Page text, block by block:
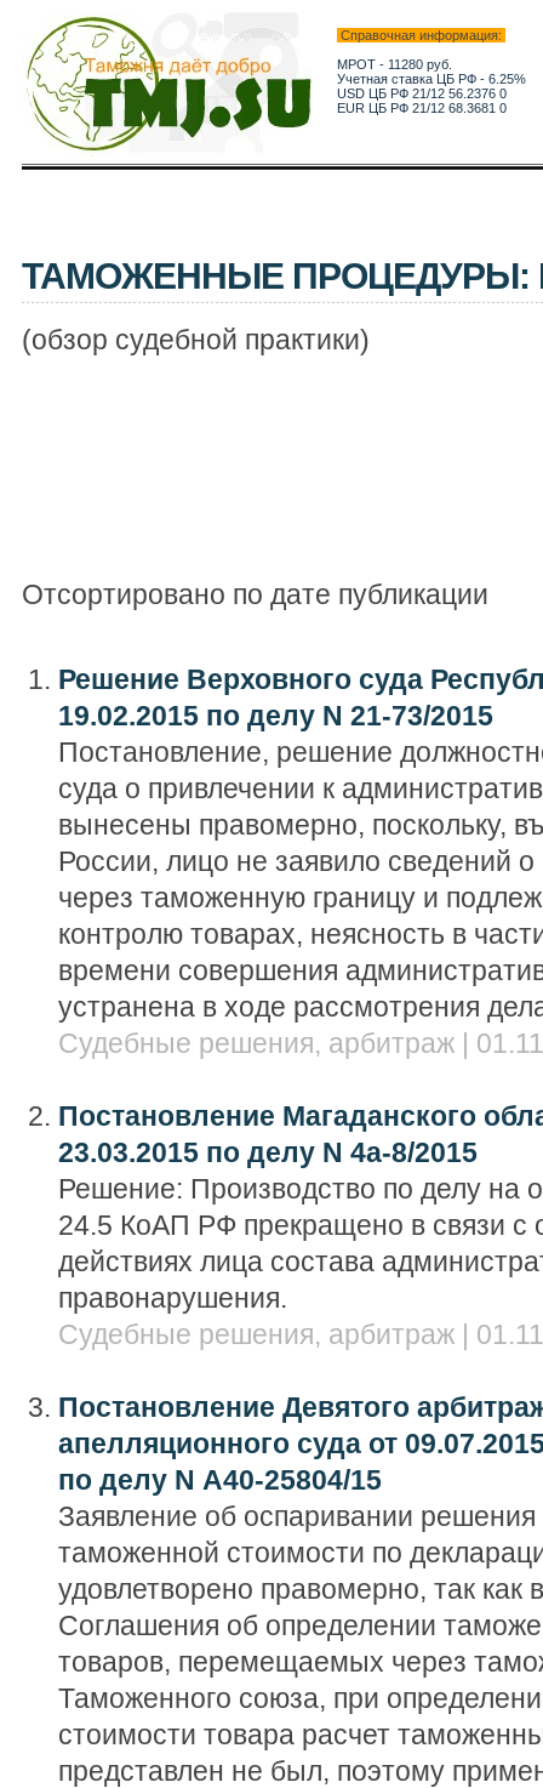
Справочная информация:
МРОТ - 11280 руб.
Учетная ставка ЦБ РФ - 6.25%
USD ЦБ РФ 21/12 56.2376 0
EUR ЦБ РФ 21/12 68.3681 0
ТАМОЖЕННЫЕ ПРОЦЕДУРЫ:
(обзор судебной практики)
Отсортировано по дате публикации
Решение Верховного суда
19.02.2015 по делу N 21-73/2015
Постановление, решение
суда о привлечении к
вынесены правомерно, поскольку,
России, лицо не заявило сведений
через таможенную границу и
контролю товарах, неясность в
времени совершения
устранена в ходе рассмотрения
Судебные решения, арбитраж |
Постановление Магаданского
23.03.2015 по делу N 4а-8/2015
Решение: Производство по делу на
24.5 КоАП РФ прекращено в связи с
действиях лица состава
правонарушения.
Судебные решения, арбитраж |
Постановление Девятого
апелляционного суда от
по делу N А40-25804/15
Заявление об оспаривании решения
таможенной стоимости по
удовлетворено правомерно, так как
Соглашения об определении
товаров, перемещаемых через
Таможенного союза, при
стоимости товара расчет
представлен не был, поэтому